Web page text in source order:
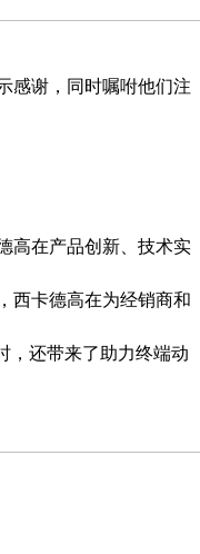
感谢，同时嘱咐他们注
高在产品创新、技术实
西卡德高在为经销商和
，还带来了助力终端动